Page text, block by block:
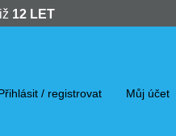
12 LET
/ registrovat Můj účet